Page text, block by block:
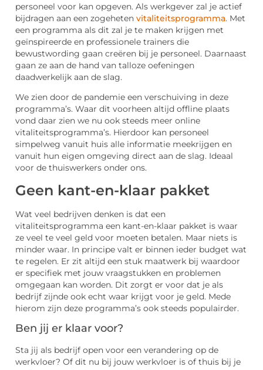
personeel voor kan opgeven. Als werkgever zal je actief
bijdragen aan een zogeheten vitaliteitsprogramma. Met
een programma als dit zal je te maken krijgen met
geïnspireerde en professionele trainers die
bewustwording gaan creëren bij je personeel. Daarnaast
gaan ze aan de hand van talloze oefeningen
daadwerkelijk aan de slag.
We zien door de pandemie een verschuiving in deze
programma’s. Waar dit voorheen altijd offline plaats
vond daar zien we nu ook steeds meer online
vitaliteitsprogramma’s. Hierdoor kan personeel
simpelweg vanuit huis alle informatie meekrijgen en
vanuit hun eigen omgeving direct aan de slag. Ideaal
voor de thuiswerkers onder ons.
Geen kant-en-klaar pakket
Wat veel bedrijven denken is dat een
vitaliteitsprogramma een kant-en-klaar pakket is waar
ze veel te veel geld voor moeten betalen. Maar niets is
minder waar. In principe valt er binnen ieder budget wat
te regelen. Er zit altijd een stuk maatwerk bij waardoor
er specifiek met jouw vraagstukken en problemen
omgegaan kan worden. Dit zorgt er voor dat je als
bedrijf zijnde ook echt waar krijgt voor je geld. Mede
hierom zijn deze programma’s ook steeds populairder.
Ben jij er klaar voor?
Sta jij als bedrijf open voor een verandering op de
werkvloer? Of dit nu bij jouw werkvloer is of thuis bij je